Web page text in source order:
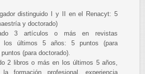
distinguido I y II en el Renacyt: 5
y doctorado)
3 artículos o más en revistas
los últimos 5 años: 5 puntos (para
(para doctorado).
2 libros o más en los últimos 5 años,
formación profesional, experiencia